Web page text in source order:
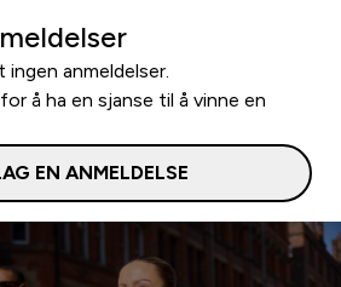
anmeldelser.
å ha en sjanse til å vinne en
EN ANMELDELSE